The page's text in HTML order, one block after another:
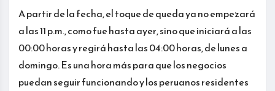
A partir de la fecha, el toque de queda ya no empezará
a las 11 p.m., como fue hasta ayer, sino que iniciará a las
00:00 horas y regirá hasta las 04:00 horas, de lunes a
domingo. Es una hora más para que los negocios
puedan seguir funcionando y los peruanos residentes